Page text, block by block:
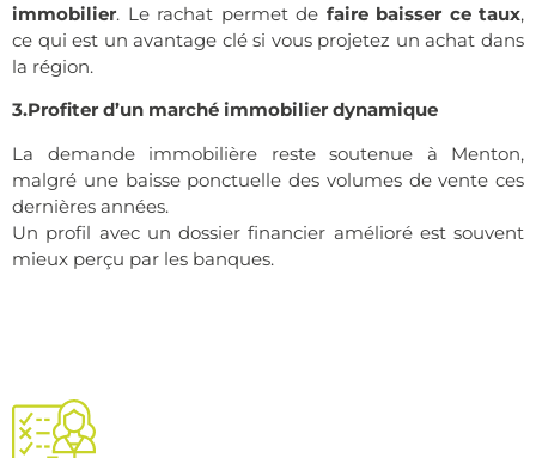
immobilier. Le rachat permet de faire baisser ce taux,
ce qui est un avantage clé si vous projetez un achat dans
la région.
3.Profiter d’un marché immobilier dynamique
La demande immobilière reste soutenue à Menton,
malgré une baisse ponctuelle des volumes de vente ces
dernières années.
Un profil avec un dossier financier amélioré est souvent
mieux perçu par les banques.